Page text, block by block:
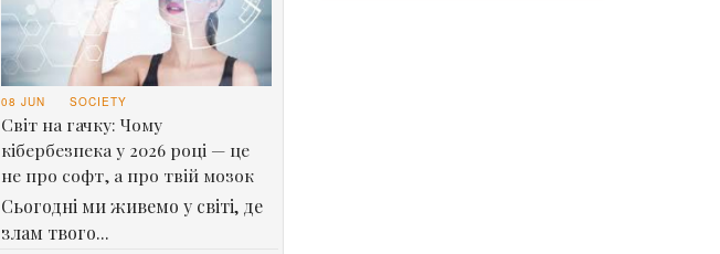
08 JUN SOCIETY
Світ на гачку: Чому
кібербезпека у 2026 році — це
не про софт, а про твій мозок
Сьогодні ми живемо у світі, де
злам твого...